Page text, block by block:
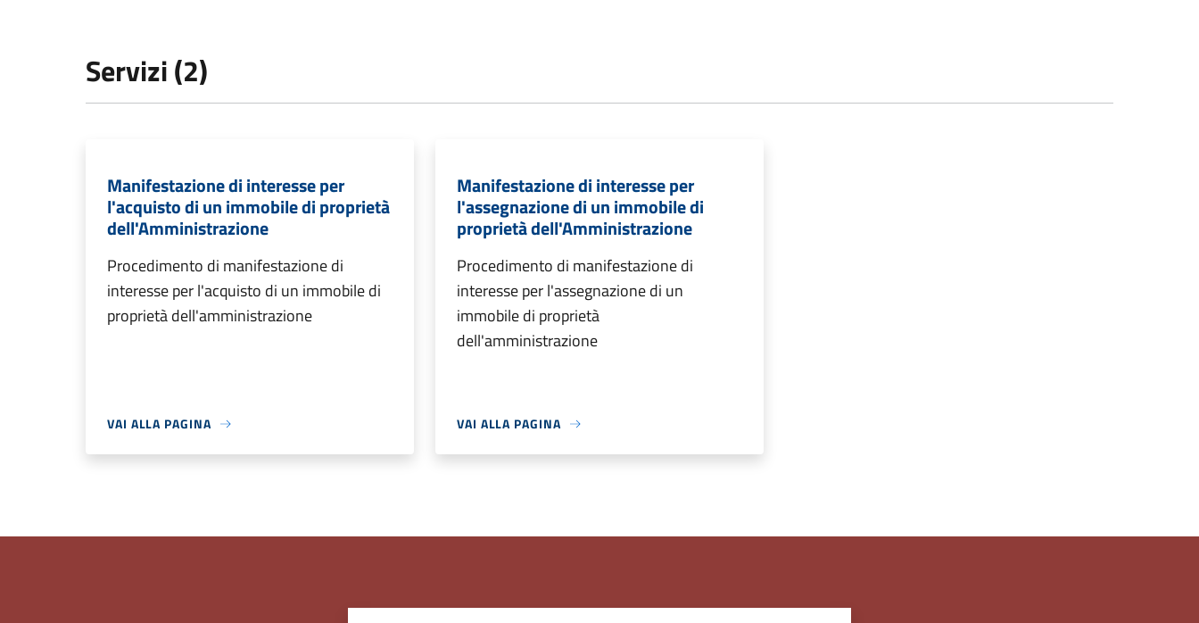
Servizi (2)
Manifestazione di interesse per
l'acquisto di un immobile di proprietà
dell'Amministrazione
Procedimento di manifestazione di
interesse per l'acquisto di un immobile di
proprietà dell'amministrazione
VAI ALLA PAGINA
Manifestazione di interesse per
l'assegnazione di un immobile di
proprietà dell'Amministrazione
Procedimento di manifestazione di
interesse per l'assegnazione di un
immobile di proprietà
dell'amministrazione
VAI ALLA PAGINA